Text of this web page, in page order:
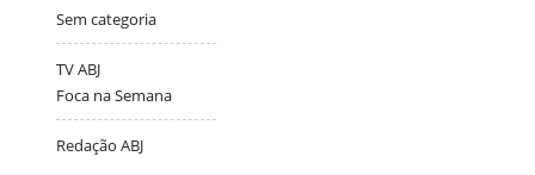
Sem categoria
TV ABJ
Foca na Semana
Redação ABJ